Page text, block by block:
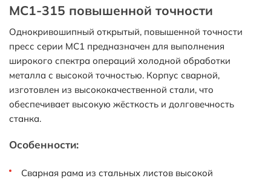
MC1-315 повышенной точности
Однокривошипный открытый, повышенной точности
пресс серии MC1 предназначен для выполнения
широкого спектра операций холодной обработки
металла с высокой точностью. Корпус сварной,
изготовлен из высококачественной стали, что
обеспечивает высокую жёсткость и долговечность
станка.
Особенности:
Сварная рама из стальных листов высокой